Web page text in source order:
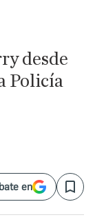
desde
Policía
en Save